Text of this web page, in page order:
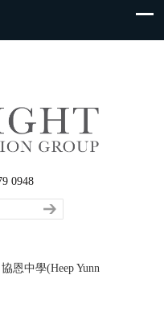
0948
協恩中學(Heep Yunn